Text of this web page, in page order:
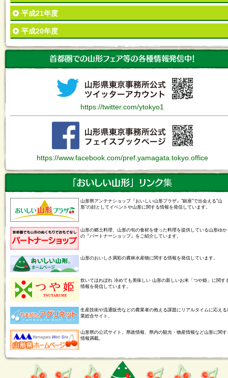
平成21年度
平成20年度
https://twitter.com/ytokyo1
https://www.facebook.com/pref.yamagata.tokyo.office
山形県アンテナショップ『おいしい山形プラザ』"銀座"で出会える"山
形"の顔としてイベントや山形に関する情報を発信しています。
山形の郷土料理、山形の旬の食材を使った料理を提供している山形ゆか
の『パートナーショップ』をご紹介しています。
山形のおいしさ満彩の農林水産物に関する情報を発信しています。
炊いてほれぼれ 冷めても美味しい 山形の新しいお米「つや姫」に関す
情報を発信しています。
生産技術や流通販売などの農業者の抱える課題にリアルタイムに応える
業総合サイト。
山形県の公式サイト。県政情報、県内の観光・物産情報など山形に関す
情報満載。